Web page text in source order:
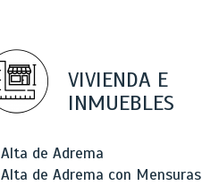
VIVIENDA E
INMUEBLES
Alta de Adrema
Alta de Adrema con Mensuras